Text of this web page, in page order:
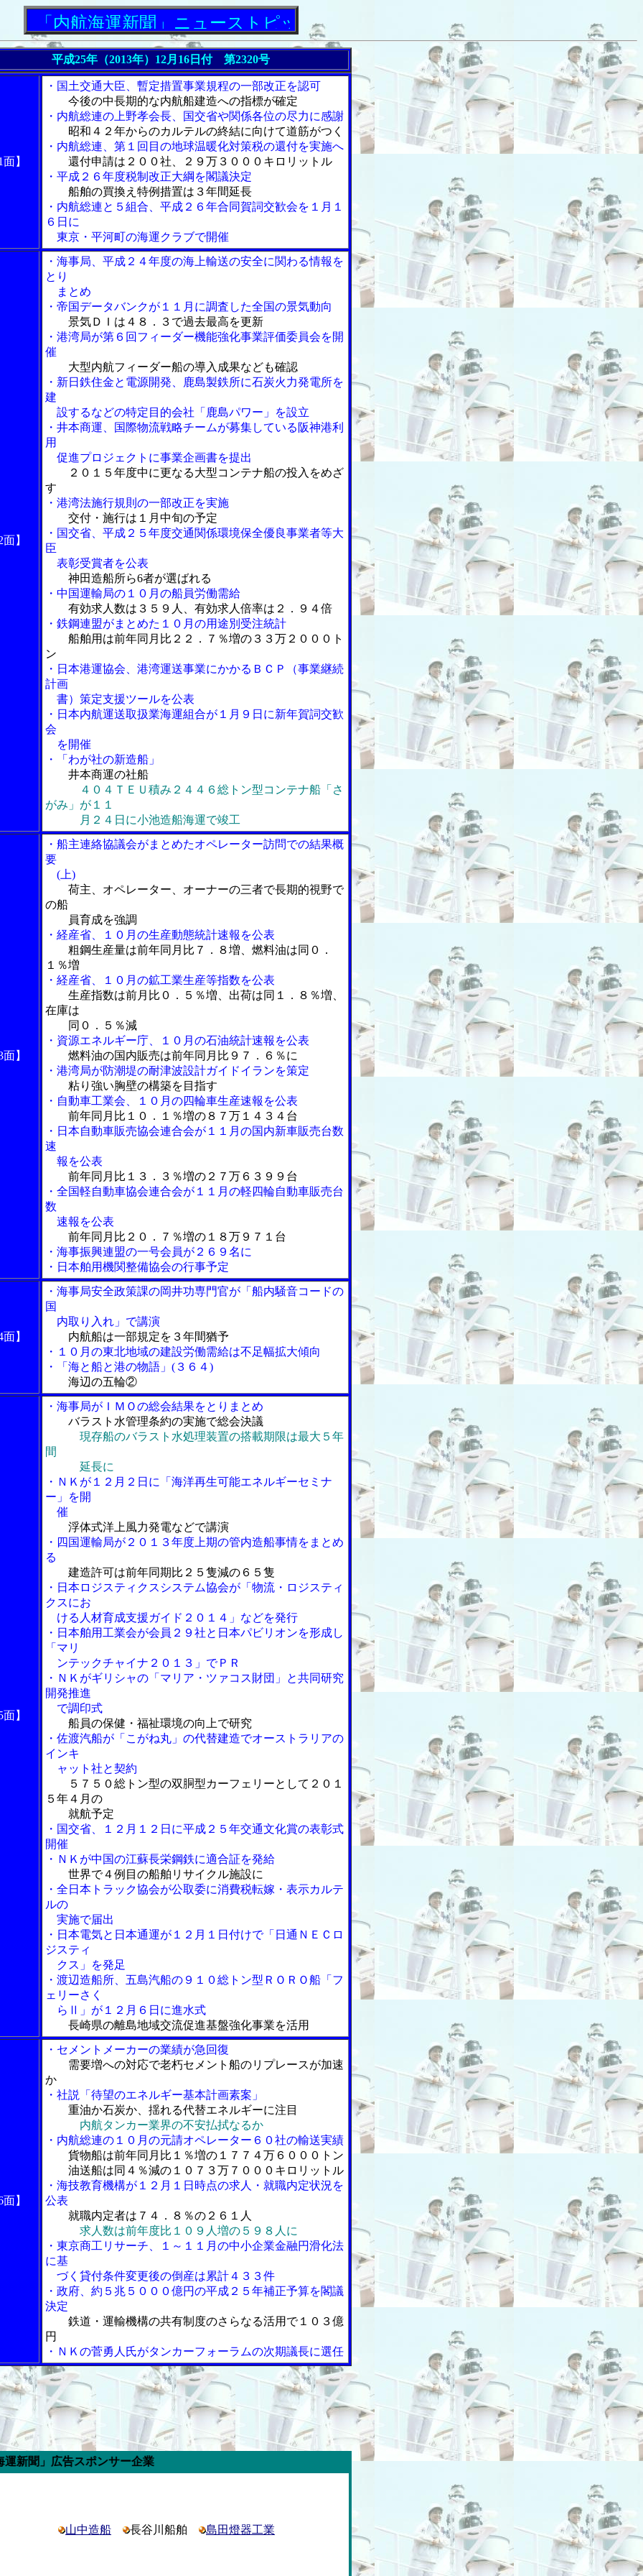
航海運新聞」ニューストピックス
平成25年（2013年）12月16日付 第2320号
】
・国土交通大臣、暫定措置事業規程の一部改正を認可
今後の中長期的な内航船建造への指標が確定
・内航総連の上野孝会長、国交省や関係各位の尽力に感謝
昭和４２年からのカルテルの終結に向けて道筋がつく
・内航総連、第１回目の地球温暖化対策税の還付を実施へ
還付申請は２００社、２９万３０００キロリットル
・平成２６年度税制改正大綱を閣議決定
船舶の買換え特例措置は３年間延長
・内航総連と５組合、平成２６年合同賀詞交歓会を１月１
６日に
東京・平河町の海運クラブで開催
】
・海事局、平成２４年度の海上輸送の安全に関わる情報を
とり
まとめ
・帝国データバンクが１１月に調査した全国の景気動向
景気ＤＩは４８．３で過去最高を更新
・港湾局が第６回フィーダー機能強化事業評価委員会を開
催
大型内航フィーダー船の導入成果なども確認
・新日鉄住金と電源開発、鹿島製鉄所に石炭火力発電所を
建
設するなどの特定目的会社「鹿島パワー」を設立
・井本商運、国際物流戦略チームが募集している阪神港利
用
促進プロジェクトに事業企画書を提出
２０１５年度中に更なる大型コンテナ船の投入をめざ
す
・港湾法施行規則の一部改正を実施
交付・施行は１月中旬の予定
・国交省、平成２５年度交通関係環境保全優良事業者等大
臣
表彰受賞者を公表
神田造船所ら6者が選ばれる
・中国運輸局の１０月の船員労働需給
有効求人数は３５９人、有効求人倍率は２．９４倍
・鉄鋼連盟がまとめた１０月の用途別受注統計
船舶用は前年同月比２２．７％増の３３万２０００ト
ン
・日本港運協会、港湾運送事業にかかるＢＣＰ（事業継続
計画
書）策定支援ツールを公表
・日本内航運送取扱業海運組合が１月９日に新年賀詞交歓
会
を開催
・「わが社の新造船」
井本商運の社船
４０４ＴＥＵ積み２４４６総トン型コンテナ船「さ
がみ」が１１
月２４日に小池造船海運で竣工
】
・船主連絡協議会がまとめたオペレーター訪問での結果概
要
(上)
荷主、オペレーター、オーナーの三者で長期的視野で
の船
員育成を強調
・経産省、１０月の生産動態統計速報を公表
粗鋼生産量は前年同月比７．８増、燃料油は同０．
１％増
・経産省、１０月の鉱工業生産等指数を公表
生産指数は前月比０．５％増、出荷は同１．８％増、
在庫は
同０．５％減
・資源エネルギー庁、１０月の石油統計速報を公表
燃料油の国内販売は前年同月比９７．６％に
・港湾局が防潮堤の耐津波設計ガイドイランを策定
粘り強い胸壁の構築を目指す
・自動車工業会、１０月の四輪車生産速報を公表
前年同月比１０．１％増の８７万１４３４台
・日本自動車販売協会連合会が１１月の国内新車販売台数
速
報を公表
前年同月比１３．３％増の２７万６３９９台
・全国軽自動車協会連合会が１１月の軽四輪自動車販売台
数
速報を公表
前年同月比２０．７％増の１８万９７１台
・海事振興連盟の一号会員が２６９名に
・日本舶用機関整備協会の行事予定
】
・海事局安全政策課の岡井功専門官が「船内騒音コードの
国
内取り入れ」で講演
内航船は一部規定を３年間猶予
・１０月の東北地域の建設労働需給は不足幅拡大傾向
・「海と船と港の物語」(３６４)
海辺の五輪②
】
・海事局がＩＭＯの総会結果をとりまとめ
バラスト水管理条約の実施で総会決議
現存船のバラスト水処理装置の搭載期限は最大５年
間
延長に
・ＮＫが１２月２日に「海洋再生可能エネルギーセミナ
ー」を開
催
浮体式洋上風力発電などで講演
・四国運輸局が２０１３年度上期の管内造船事情をまとめ
る
建造許可は前年同期比２５隻減の６５隻
・日本ロジスティクスシステム協会が「物流・ロジスティ
クスにお
ける人材育成支援ガイド２０１４」などを発行
・日本舶用工業会が会員２９社と日本パビリオンを形成し
「マリ
ンテックチャイナ２０１３」でＰＲ
・ＮＫがギリシャの「マリア・ツァコス財団」と共同研究
開発推進
で調印式
船員の保健・福祉環境の向上で研究
・佐渡汽船が「こがね丸」の代替建造でオーストラリアの
インキ
ャット社と契約
５７５０総トン型の双胴型カーフェリーとして２０１
５年４月の
就航予定
・国交省、１２月１２日に平成２５年交通文化賞の表彰式
開催
・ＮＫが中国の江蘇長栄鋼鉄に適合証を発給
世界で４例目の船舶リサイクル施設に
・全日本トラック協会が公取委に消費税転嫁・表示カルテ
ルの
実施で届出
・日本電気と日本通運が１２月１日付けで「日通ＮＥＣロ
ジスティ
クス」を発足
・渡辺造船所、五島汽船の９１０総トン型ＲＯＲＯ船「フ
ェリーさく
らⅡ」が１２月６日に進水式
長崎県の離島地域交流促進基盤強化事業を活用
】
・セメントメーカーの業績が急回復
需要増への対応で老朽セメント船のリプレースが加速
か
・社説「待望のエネルギー基本計画素案」
重油か石炭か、揺れる代替エネルギーに注目
内航タンカー業界の不安払拭なるか
・内航総連の１０月の元請オペレーター６０社の輸送実績
貨物船は前年同月比１％増の１７７４万６０００トン
油送船は同４％減の１０７３万７０００キロリットル
・海技教育機構が１２月１日時点の求人・就職内定状況を
公表
就職内定者は７４．８％の２６１人
求人数は前年度比１０９人増の５９８人に
・東京商工リサーチ、１～１１月の中小企業金融円滑化法
に基
づく貸付条件変更後の倒産は累計４３３件
・政府、約５兆５０００億円の平成２５年補正予算を閣議
決定
鉄道・運輸機構の共有制度のさらなる活用で１０３億
円
・ＮＫの菅勇人氏がタンカーフォーラムの次期議長に選任
ンサー企業
山中造船 長谷川船舶 島田燈器工業